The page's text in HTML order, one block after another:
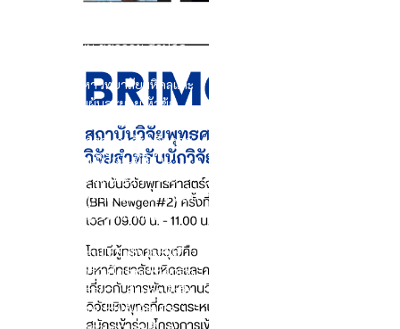
คือ รศ.นพ.ชัชวาลย์ ศิลปกิจ
ศึกษา มหาวิทยาลัยมหิดลและ
คณะ เป็นผู้บรรยาย หัวข้อ
มโนทัศน์การวิจัยทาง
พระพุทธศาสนา เกี่ยวกับการ
พัฒนางานวิจัยในมิติด้าน
ประเด็นสำคัญต่อการวิจัย
ทางพระพุทธศาสนา การวิจัย
เชิงพุทธที่ควรตระหนักถึง
วิจัยเป็นฐาน เป็นต้น ซึ่งมีผู้ที่
สมัครเข้าร่วมโครงการเข้ารับ
ฟังการบรรยาย จำนวนทั้งสิ้น
82 รูป/คน รวมทั้งผู้สนใจ